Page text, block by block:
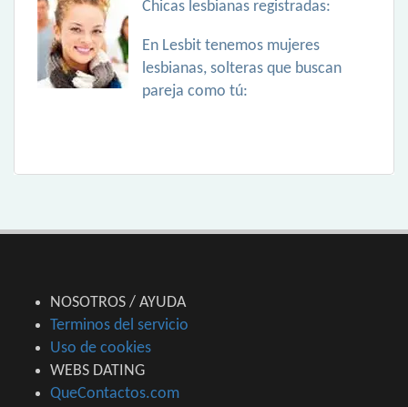
Chicas lesbianas registradas:
En Lesbit tenemos mujeres
lesbianas, solteras que buscan
pareja como tú:
NOSOTROS / AYUDA
Terminos del servicio
Uso de cookies
WEBS DATING
QueContactos.com